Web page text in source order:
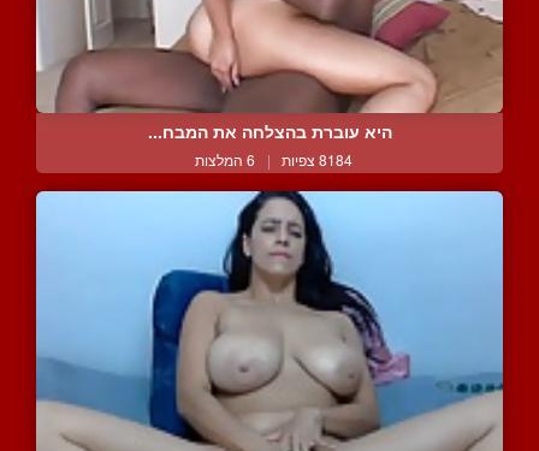
היא עוברת בהצלחה את המבח...
8184 צפיות | 6 המלצות